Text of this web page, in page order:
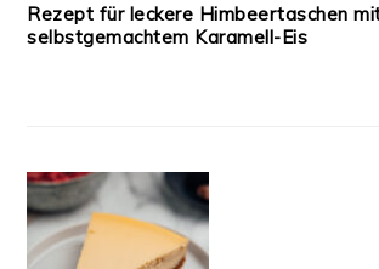
Rezept für leckere Himbeertaschen
selbstgemachtem Karamell-Eis